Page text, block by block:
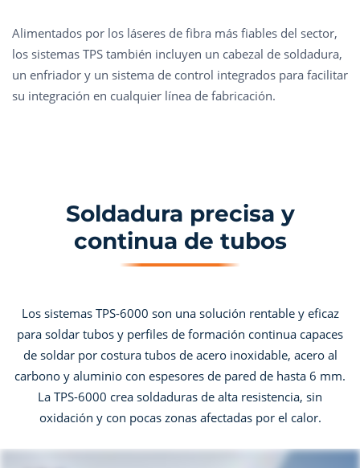
Alimentados por los láseres de fibra más fiables del sector,
los sistemas TPS también incluyen un cabezal de soldadura,
un enfriador y un sistema de control integrados para facilitar
su integración en cualquier línea de fabricación.
Soldadura precisa y
continua de tubos
Los sistemas TPS-6000 son una solución rentable y eficaz
para soldar tubos y perfiles de formación continua capaces
de soldar por costura tubos de acero inoxidable, acero al
carbono y aluminio con espesores de pared de hasta 6 mm.
La TPS-6000 crea soldaduras de alta resistencia, sin
oxidación y con pocas zonas afectadas por el calor.